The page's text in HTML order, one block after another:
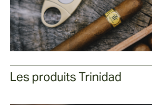
Les produits Trinidad